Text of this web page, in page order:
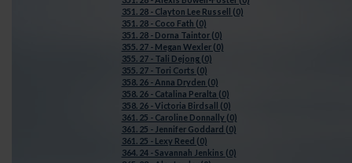
351. 28 - Clayton Lee Russell (0)
351. 28 - Coco Fath (0)
351. 28 - Dorna Taintor (0)
355. 27 - Megan Wexler (0)
355. 27 - Tali Dejong (0)
355. 27 - Tori Corts (0)
358. 26 - Anna Dryden (0)
358. 26 - Catalina Peralta (0)
358. 26 - Victoria Birdsall (0)
361. 25 - Caroline Donnally (0)
361. 25 - Jennifer Goddard (0)
361. 25 - Lexy Reed (0)
364. 24 - Savannah Jenkins (0)